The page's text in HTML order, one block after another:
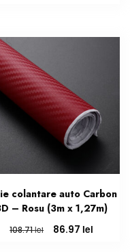
colantare auto Carbon
– Rosu (3m x 1,27m)
108.71lei
Prețul
86.97 lei